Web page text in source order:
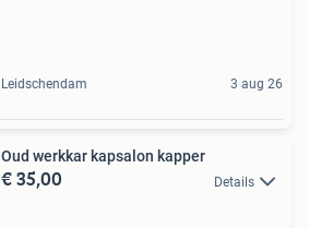
Leidschendam 3 aug 26
Oud werkkar kapsalon kapper
€ 35,00 Details